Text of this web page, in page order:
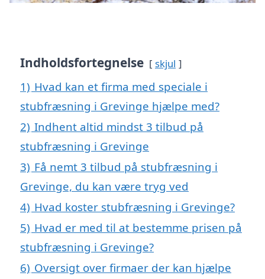
Indholdsfortegnelse skjul
1) Hvad kan et firma med speciale i
stubfræsning i Grevinge hjælpe med?
2) Indhent altid mindst 3 tilbud på
stubfræsning i Grevinge
3) Få nemt 3 tilbud på stubfræsning i
Grevinge, du kan være tryg ved
4) Hvad koster stubfræsning i Grevinge?
5) Hvad er med til at bestemme prisen på
stubfræsning i Grevinge?
6) Oversigt over firmaer der kan hjælpe